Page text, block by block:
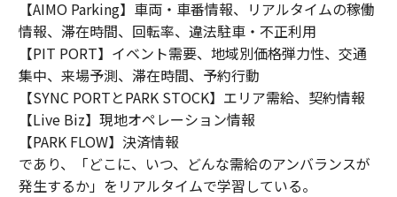
【AIMO Parking】車両・車番情報、リアルタイムの稼働
情報、滞在時間、回転率、違法駐車・不正利用
【PIT PORT】イベント需要、地域別価格弾力性、交通
集中、来場予測、滞在時間、予約行動
【SYNC PORTとPARK STOCK】エリア需給、契約情報
【Live Biz】現地オペレーション情報
【PARK FLOW】決済情報
であり、「どこに、いつ、どんな需給のアンバランスが
発生するか」をリアルタイムで学習している。